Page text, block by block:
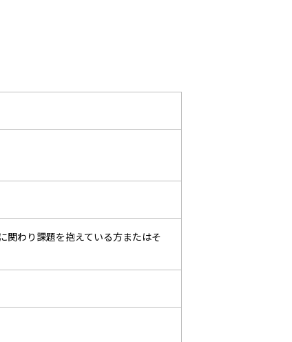
関わり課題を抱えている方またはそ